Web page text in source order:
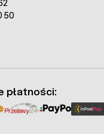
50
płatności: